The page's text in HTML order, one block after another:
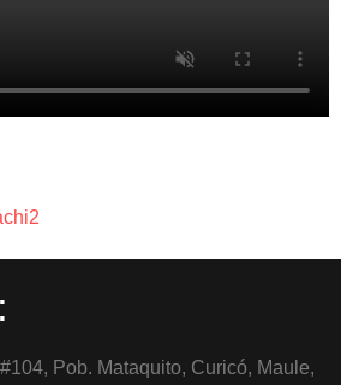
Pob. Mataquito, Curicó, Maule,